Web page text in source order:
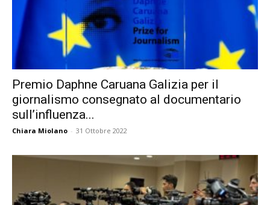
Premio Daphne Caruana Galizia per il
giornalismo consegnato al documentario
sull’influenza...
Chiara Miolano - 31 Ottobre 2022